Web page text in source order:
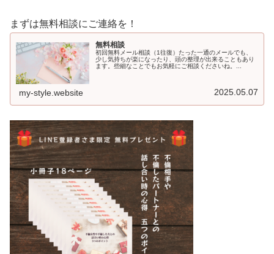
まずは無料相談にご連絡を！
無料相談
初回無料メール相談（1往復）たった一通のメールでも、
少し気持ちが楽になったり、頭の整理が出来ることもあり
ます。些細なことでもお気軽にご相談くださいね。...
my-style.website 2025.05.07